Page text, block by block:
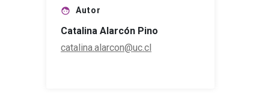
face Autor
Catalina Alarcón Pino
catalina.alarcon@uc.cl